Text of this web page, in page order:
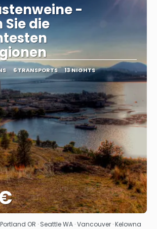
-
die
6 TRANSPORTS 13 NIGHTS
See
OR · Seattle WA · Vancouver · Kelowna